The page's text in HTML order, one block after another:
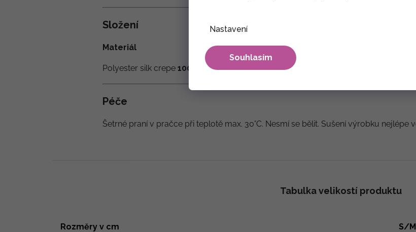
Nastavení
Souhlasím
Složení
Materiál
Polyester silk crepe 100 % - tzv. indické umělé hedvábí
Péče
Šetrné praní v pračce při teplotě max. 30°C. Nesmí se bělit. Sušení výrobku nejlépe
Tabulka velikostí produktu
Rozměry v cm S/M